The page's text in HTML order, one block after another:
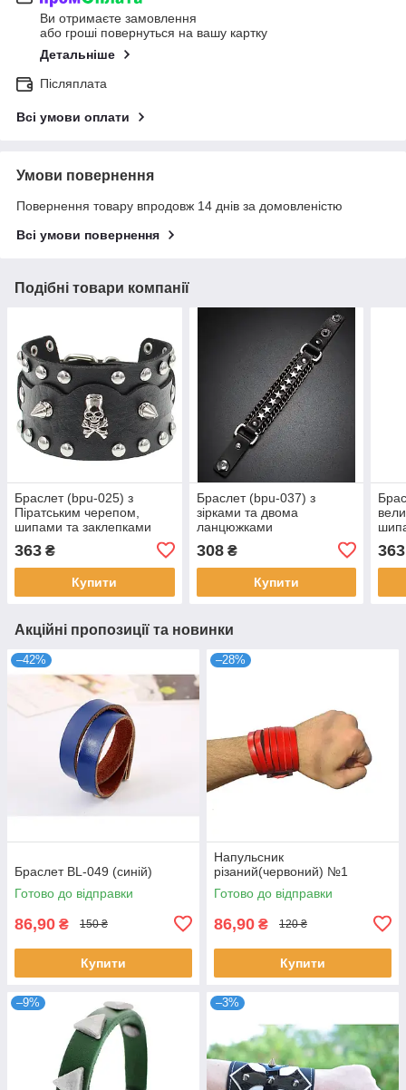
Ви отримаєте замовлення
або гроші повернуться на вашу картку
Детальніше
Післяплата
Всі умови оплати
Умови повернення
Повернення товару впродовж 14 днів за домовленістю
Всі умови повернення
Подібні товари компанії
Браслет (bpu-025) з
Піратським черепом,
шипами та заклепками
363 ₴
Купити
Браслет (bpu-037) з
зірками та двома
ланцюжками
308₴
Купити
363
Акційні пропозиції та новинки
–42%
Браслет BL-049 (синій)
Готово до відправки
86,90 ₴ 150 ₴
Купити
–28%
Напульсник
різаний(червоний) №1
Готово до відправки
86,90 ₴ 120 ₴
Купити
–9% –3%